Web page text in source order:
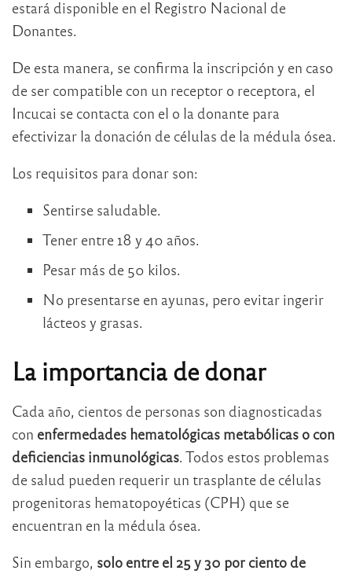
estará disponible en el Registro Nacional de
Donantes.
De esta manera, se confirma la inscripción y en caso
de ser compatible con un receptor o receptora, el
Incucai se contacta con el o la donante para
efectivizar la donación de células de la médula ósea.
Los requisitos para donar son:
Sentirse saludable.
Tener entre 18 y 40 años.
Pesar más de 50 kilos.
No presentarse en ayunas, pero evitar ingerir
lácteos y grasas.
La importancia de donar
Cada año, cientos de personas son diagnosticadas
con enfermedades hematológicas metabólicas o con
deficiencias inmunológicas. Todos estos problemas
de salud pueden requerir un trasplante de células
progenitoras hematopoyéticas (CPH) que se
encuentran en la médula ósea.
Sin embargo, solo entre el 25 y 30 por ciento de